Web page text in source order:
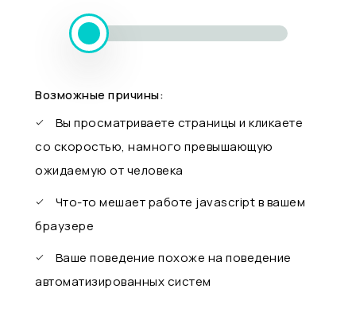
Возможные причины:
Вы просматриваете страницы и кликаете
со скоростью, намного превышающую
ожидаемую от человека
Что-то мешает работе javascript в вашем
браузере
Ваше поведение похоже на поведение
автоматизированных систем